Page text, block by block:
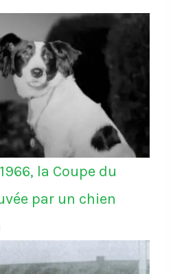
la Coupe du
par un chien